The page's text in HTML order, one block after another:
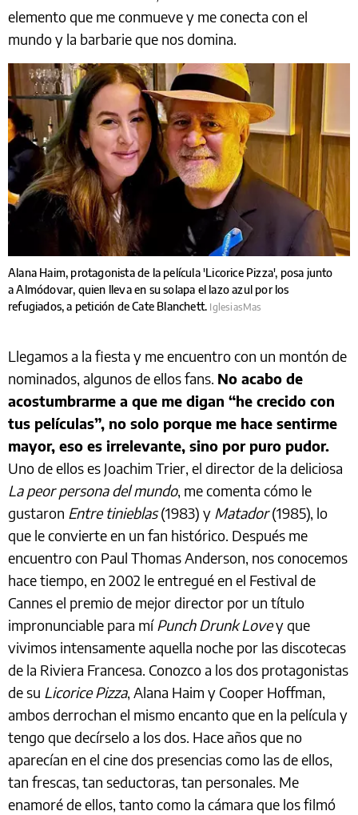
elemento que me conmueve y me conecta con el
mundo y la barbarie que nos domina.
Alana Haim, protagonista de la película 'Licorice Pizza', posa junto
a Almódovar, quien lleva en su solapa el lazo azul por los
refugiados, a petición de Cate Blanchett. IglesiasMas
Llegamos a la fiesta y me encuentro con un montón de
nominados, algunos de ellos fans. No acabo de
acostumbrarme a que me digan “he crecido con
tus películas”, no solo porque me hace sentirme
mayor, eso es irrelevante, sino por puro pudor.
Uno de ellos es Joachim Trier, el director de la deliciosa
La peor persona del mundo, me comenta cómo le
gustaron Entre tinieblas(1983) y Matador(1985), lo
que le convierte en un fan histórico. Después me
encuentro con Paul Thomas Anderson, nos conocemos
hace tiempo, en 2002 le entregué en el Festival de
Cannes el premio de mejor director por un título
impronunciable para míPunch Drunk Lovey que
vivimos intensamente aquella noche por las discotecas
de la Riviera Francesa. Conozco a los dos protagonistas
de su Licorice Pizza, Alana Haim y Cooper Hoffman,
ambos derrochan el mismo encanto que en la película y
tengo que decírselo a los dos. Hace años que no
aparecían en el cine dos presencias como las de ellos,
tan frescas, tan seductoras, tan personales. Me
enamoré de ellos, tanto como la cámara que los filmó